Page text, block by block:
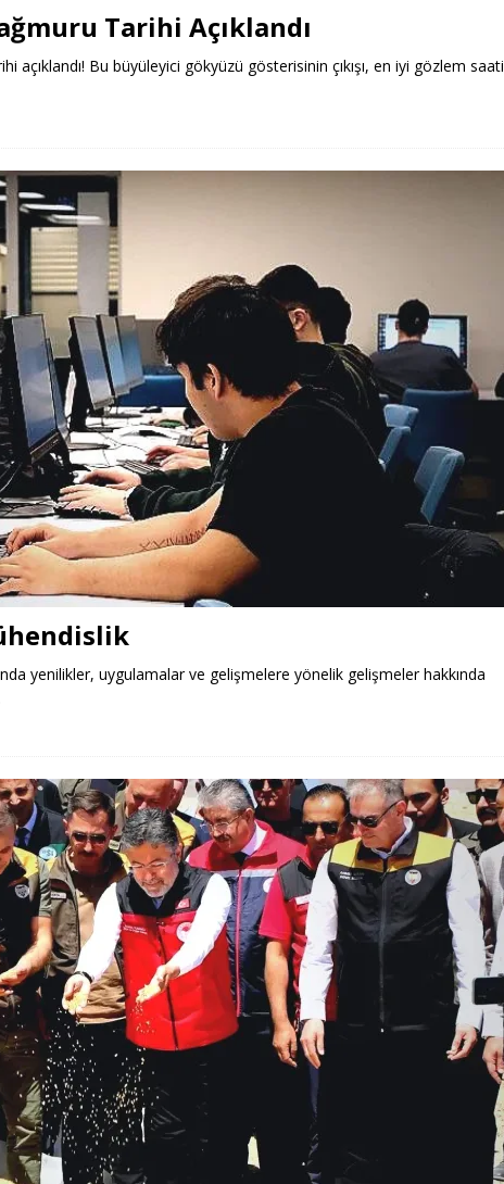
Tarihi Açıklandı
açıklandı! Bu büyüleyici gökyüzü gösterisinin çıkışı, en iyi gözlem saati
yenilikler, uygulamalar ve gelişmelere yönelik gelişmeler hakkında